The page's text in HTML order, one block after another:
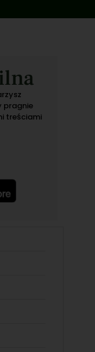
pragnie
treściami